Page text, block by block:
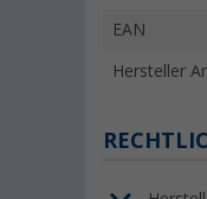
EAN
Hersteller